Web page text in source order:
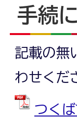
手続
記載の無
わせくだ
つく